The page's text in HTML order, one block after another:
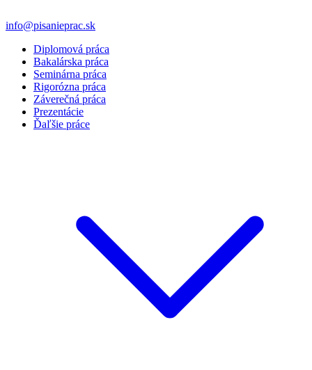
info@pisanieprac.sk
Diplomová práca
Bakalárska práca
Seminárna práca
Rigorózna práca
Záverečná práca
Prezentácie
Ďaľšie práce